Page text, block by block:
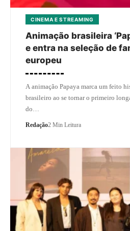
CINEMA E STREAMING
Animação brasileira
e entra na seleção de
europeu
A animação Papaya marca um feito
brasileiro ao se tornar o primeiro
do…
Redação2 Min Leitura